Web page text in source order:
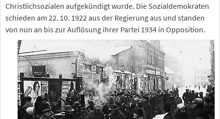
Christlichsozialen aufgekündigt wurde. Die Sozialdemokraten
schieden am 22. 10. 1922 aus der Regierung aus und standen
von nun an bis zur Auflösung ihrer Partei 1934 in Opposition.